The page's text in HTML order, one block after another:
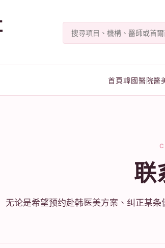
首頁韓國醫院醫
联
无论是希望预约赴韩医美方案、纠正某